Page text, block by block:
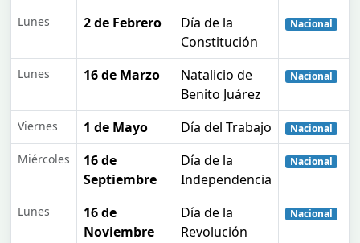
Lunes 2 de Febrero
Día de la
Constitución
Nacional
Lunes 16 de Marzo
Natalicio de
Benito Juárez
Nacional
Viernes 1 de Mayo Día del Trabajo Nacional
Miércoles
16 de
Septiembre
Día de la
Independencia
Nacional
Lunes
16 de
Noviembre
Día de la
Revolución
Nacional